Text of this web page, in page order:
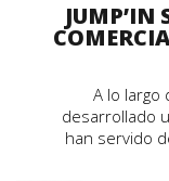
JUMP’IN
A lo largo
desarrollado
han servido